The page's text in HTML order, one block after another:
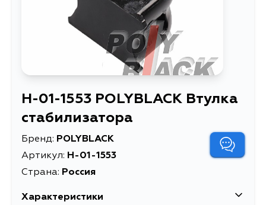
H-01-1553 POLYBLACK Втулка
стабилизатора
Бренд: POLYBLACK
Артикул: H-01-1553
Страна: Россия
Характеристики